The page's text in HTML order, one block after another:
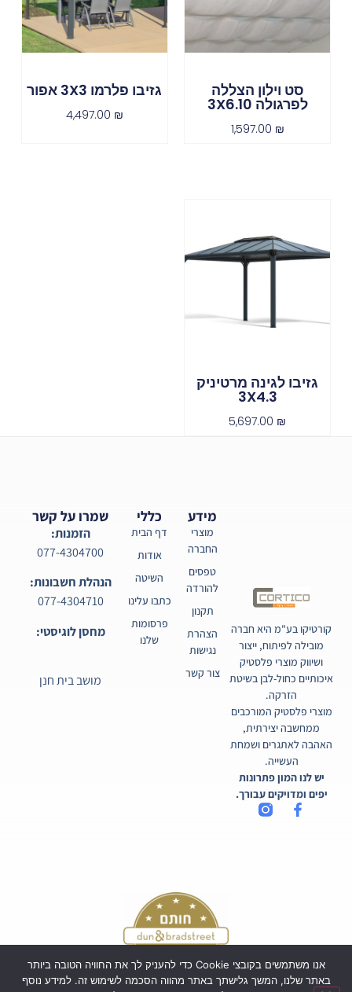
סט וילון הצללה
לפרגולה 3X6.10
1,597.00 ₪
גזיבו פלרמו 3X3 אפור
4,497.00 ₪
גזיבו לגינה מרטיניק
3X4.3
5,697.00 ₪
קורטיקו בע"מ היא חברה
מובילה לפיתוח, ייצור
ושיווק מוצרי פלסטיק
איכותיים כחול-לבן בשיטת
הזרקה.
מוצרי פלסטיק המורכבים
ממחשבה יצירתית,
האהבה לאתגרים ושמחת
העשייה.
יש לנו המון פתרונות
יפים ומדויקים עבורך.
כללי
דף הבית
אודות
השיטה
כתבו עלינו
פרסומות
שלנו
מידע
מוצרי
החברה
טפסים
להורדה
תקנון
הצהרת
נגישות
צור קשר
שמרו על קשר
הזמנות:
077-4304700
הנהלת חשבונות:
077-4304710
מחסן לוגיסטי:
מושב בית חנן
אנו משתמשים בקובצי Cookie כדי להעניק לך את החוויה הטובה ביותר
באתר שלנו, המשך גלישתך באתר מהווה הסכמה לשימוש זה. למידע נוסף